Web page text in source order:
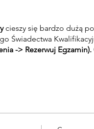
cieszy się bardzo dużą
Świadectwa
-> Rezerwuj